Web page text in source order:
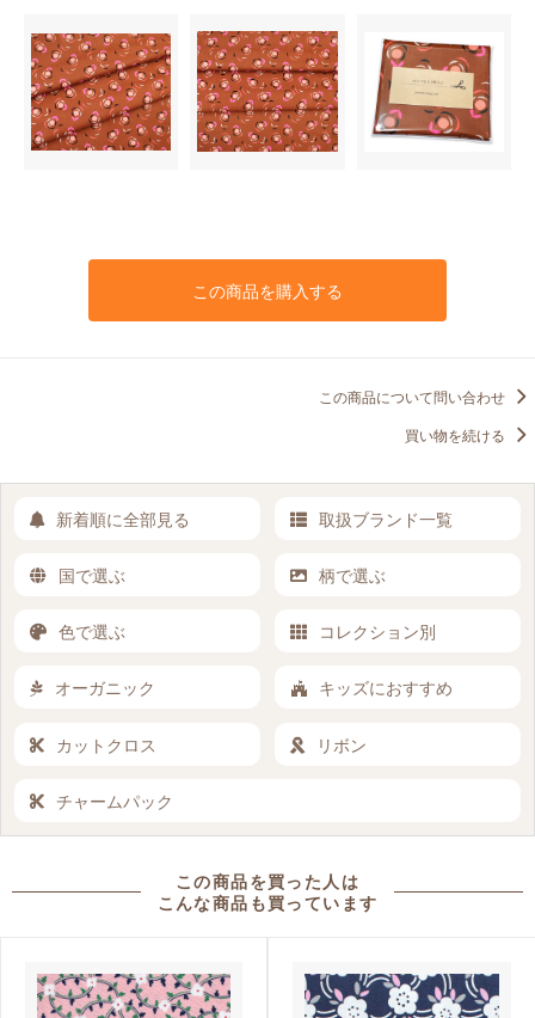
この商品を購入する
この商品について問い合わせ
買い物を続ける
新着順に全部見る 取扱ブランド一覧
国で選ぶ 柄で選ぶ
色で選ぶ コレクション別
オーガニック キッズにおすすめ
カットクロス リボン
チャームパック
この商品を買った人は
こんな商品も買っています